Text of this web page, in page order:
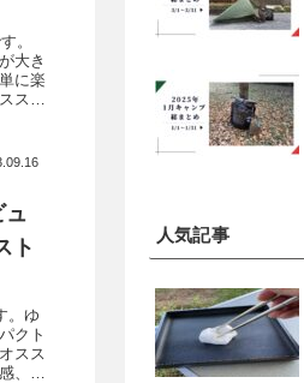
。
大き
に楽
スメ
ュ
ト
。ゆ
クト
スス
、オ
人気記事